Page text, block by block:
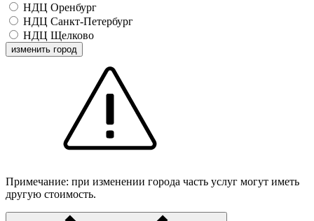
НДЦ Оренбург
НДЦ Санкт-Петербург
НДЦ Щелково
изменить город
Примечание: при изменении города часть услуг могут иметь
другую стоимость.